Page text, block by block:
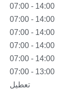
14:00 - 07:00
14:00 - 07:00
14:00 - 07:00
14:00 - 07:00
14:00 - 07:00
13:00 - 07:00
تعطیل